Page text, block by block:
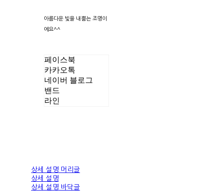
아름다운 빛을 내뿜는 조명이
에요^^
페이스북
카카오톡
네이버 블로그
밴드
라인
상세 설명 머리글
상세 설명
상세 설명 바닥글